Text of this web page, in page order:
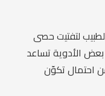
لتفتيت حصى
بعض الأدوية تساعد
احتمال تكوّن